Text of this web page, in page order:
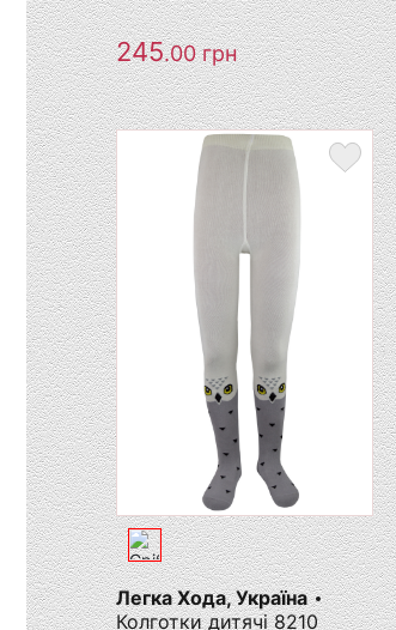
245.00грн
Легка Хода, Україна
Колготки дитячі 8210